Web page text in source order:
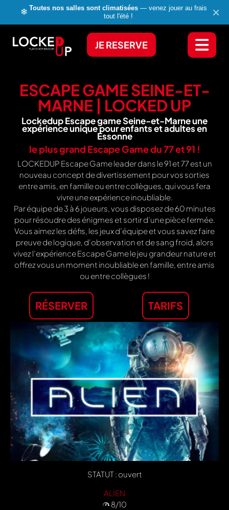
JE RESERVE
ESCAPE GAME SEINE-ET-
MARNE | LOCKED UP
Lockedup Escape game Seine-et-Marne une
expérience unique pour enfants et adultes en
Essonne
le plus grand Escape Game du 77 et 91 !
LOCKEDUP Escape Game leader dans le 91 et 77 est un
nouveau concept de divertissement pour vos sorties
entre amis, en famille ou entre collègues, qui vous fera
vivre une expérience inoubliable.
Par équipe de 3 à 6 joueurs, vous disposez de 60 minutes
pour résoudre des énigmes et sortir d’une pièce fermée.
Vous aimez les défis, les jeux d’équipe et vous savez faire
preuve de logique, d’observation et de sang froid, alors
vivez l’expérience Escape Game le jeu grandeur nature et
offrez vous un moment inoubliable en famille, entre amis
ou entre collègues !
RÉSERVER TARIFS
STATUT : ouvert
ALIEN
8/10
❄ Toutes nos salles sont climatisées — venez jouer au frais
tout l'été !
×